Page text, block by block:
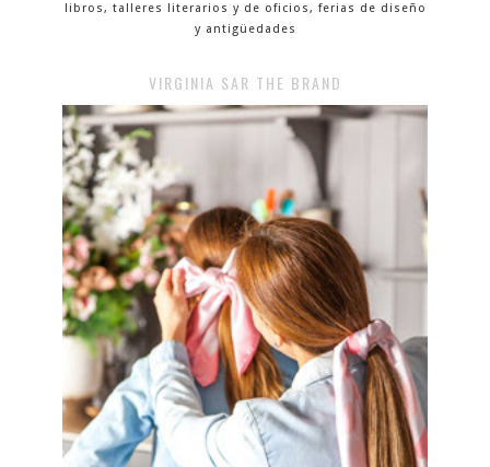
libros, talleres literarios y de oficios, ferias de diseño
y antigüedades
VIRGINIA SAR THE BRAND